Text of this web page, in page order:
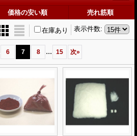
価格の安い順 売れ筋順
表示件数:
在庫あり
6 7 8 ... 15 次»